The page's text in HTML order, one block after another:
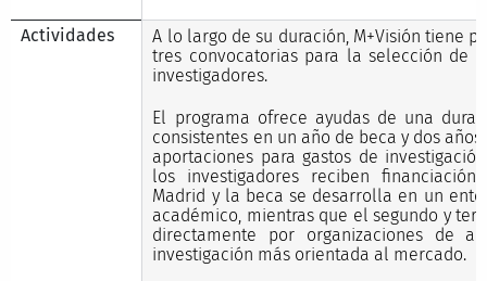
Actividades
A lo largo de su duración, M+Visión tiene
tres convocatorias para la selección de
investigadores.
El programa ofrece ayudas de una
consistentes en un año de beca y dos
aportaciones para gastos de
los investigadores reciben
Madrid y la beca se desarrolla en un
académico, mientras que el segundo y
directamente por organizaciones de
investigación más orientada al mercado.